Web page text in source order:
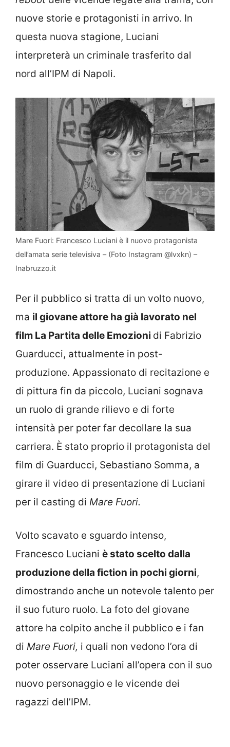
nuove storie e protagonisti in arrivo. In
questa nuova stagione, Luciani
interpreterà un criminale trasferito dal
nord all’IPM di Napoli.
Mare Fuori: Francesco Luciani è il nuovo protagonista
dell’amata serie televisiva – (Foto Instagram @lvxkn) –
Inabruzzo.it
Per il pubblico si tratta di un volto nuovo,
ma il giovane attore ha già lavorato nel
film La Partita delle Emozioni di Fabrizio
Guarducci, attualmente in post-
produzione. Appassionato di recitazione e
di pittura fin da piccolo, Luciani sognava
un ruolo di grande rilievo e di forte
intensità per poter far decollare la sua
carriera. È stato proprio il protagonista del
film di Guarducci, Sebastiano Somma, a
girare il video di presentazione di Luciani
per il casting di Mare Fuori.
Volto scavato e sguardo intenso,
Francesco Luciani è stato scelto dalla
produzione della fiction in pochi giorni,
dimostrando anche un notevole talento per
il suo futuro ruolo. La foto del giovane
attore ha colpito anche il pubblico e i fan
di Mare Fuori, i quali non vedono l’ora di
poter osservare Luciani all’opera con il suo
nuovo personaggio e le vicende dei
ragazzi dell’IPM.